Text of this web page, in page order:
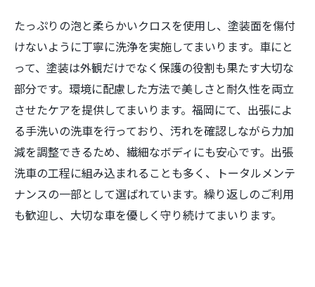
たっぷりの泡と柔らかいクロスを使用し、塗装面を傷付
けないように丁寧に洗浄を実施してまいります。車にと
って、塗装は外観だけでなく保護の役割も果たす大切な
部分です。環境に配慮した方法で美しさと耐久性を両立
させたケアを提供してまいります。福岡にて、出張によ
る手洗いの洗車を行っており、汚れを確認しながら力加
減を調整できるため、繊細なボディにも安心です。出張
洗車の工程に組み込まれることも多く、トータルメンテ
ナンスの一部として選ばれています。繰り返しのご利用
も歓迎し、大切な車を優しく守り続けてまいります。